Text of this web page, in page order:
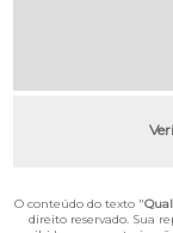
O conteúdo do texto "
direito reservado. Sua